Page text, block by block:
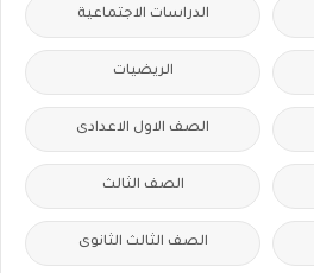
الدراسات الاجتماعية
الريضيات
الصف الاول الاعدادى
الصف الثالث
الصف الثالث الثانوى